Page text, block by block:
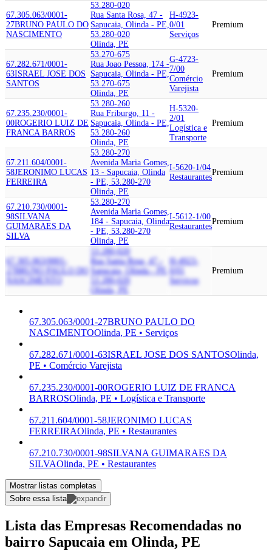
67.305.063/0001-
27BRUNO PAULO DO
NASCIMENTO
53.280-020
Rua Santa Rosa, 47 -
Sapucaia, Olinda - PE,
53.280-020
Olinda, PE
H-4923-
0/01
Serviços
Premium
67.282.671/0001-
63ISRAEL JOSE DOS
SANTOS
53.270-675
Rua Joao Pessoa, 174 -
Sapucaia, Olinda - PE,
53.270-675
Olinda, PE
G-4723-
7/00
Comércio
Varejista
Premium
67.235.230/0001-
00ROGERIO LUIZ DE
FRANCA BARROS
53.280-260
Rua Friburgo, 11 -
Sapucaia, Olinda - PE,
53.280-260
Olinda, PE
H-5320-
2/01
Logística e
Transporte
Premium
67.211.604/0001-
58JERONIMO LUCAS
FERREIRA
53.280-270
Avenida Maria Gomes,
13 - Sapucaia, Olinda
- PE, 53.280-270
Olinda, PE
I-5620-1/04
Restaurantes
Premium
67.210.730/0001-
98SILVANA
GUIMARAES DA
SILVA
53.280-270
Avenida Maria Gomes,
184 - Sapucaia, Olinda
- PE, 53.280-270
Olinda, PE
I-5612-1/00
Restaurantes
Premium
67.305.063/0001-
BRUNO PAULO DO
NASCIMENTO
53.280-020
Rua Santa Rosa, 47 -
Sapucaia, Olinda - PE,
53.280-020
Olinda, PE
H-4923-
Serviços
Premium
67.305.063/0001-27BRUNO PAULO DO
NASCIMENTOOlinda, PE • Serviços
67.282.671/0001-63ISRAEL JOSE DOS SANTOSOlinda,
PE • Comércio Varejista
67.235.230/0001-00ROGERIO LUIZ DE FRANCA
BARROSOlinda, PE • Logística e Transporte
67.211.604/0001-58JERONIMO LUCAS
FERREIRAOlinda, PE • Restaurantes
67.210.730/0001-98SILVANA GUIMARAES DA
SILVAOlinda, PE • Restaurantes
Mostrar listas completas
Sobre essa lista
Lista das Empresas Recomendadas no
bairro Sapucaia em Olinda, PE